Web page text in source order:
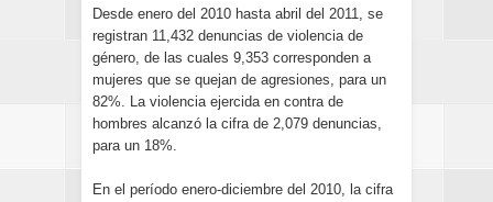
Desde enero del 2010 hasta abril del 2011, se
registran 11,432 denuncias de violencia de
género, de las cuales 9,353 corresponden a
mujeres que se quejan de agresiones, para un
82%. La violencia ejercida en contra de
hombres alcanzó la cifra de 2,079 denuncias,
para un 18%.
En el período enero-diciembre del 2010, la cifra